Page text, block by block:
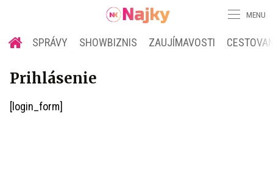
MENU
SPRÁVY SHOWBIZNIS ZAUJÍMAVOSTI
Prihlásenie
[login_form]